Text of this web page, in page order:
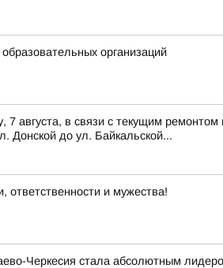
организаций
7 августа, в связи с текущим
Донской до ул. Байкальской...
ответственности и мужества!
Черкесия стала абсолютным